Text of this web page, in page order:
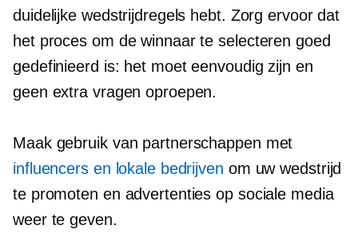
duidelijke wedstrijdregels hebt. Zorg ervoor dat
het proces om de winnaar te selecteren goed
gedefinieerd is: het moet eenvoudig zijn en
geen extra vragen oproepen.
Maak gebruik van partnerschappen met
influencers en lokale bedrijven om uw wedstrijd
te promoten en advertenties op sociale media
weer te geven.